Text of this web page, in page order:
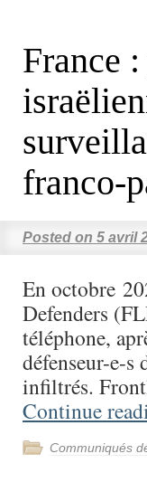
France
franco-
Posted on 5 avril
En octobre
Defenders
téléphone,
défenseur-e-s
infiltrés.
Continue
Communiqués